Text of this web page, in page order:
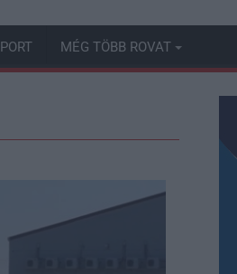
MÉG TÖBB ROVAT